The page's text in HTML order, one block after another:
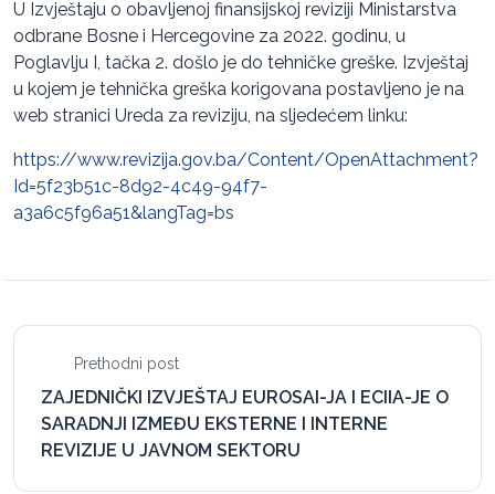
U Izvještaju o obavljenoj finansijskoj reviziji Ministarstva
odbrane Bosne i Hercegovine za 2022. godinu, u
Poglavlju I, tačka 2. došlo je do tehničke greške. Izvještaj
u kojem je tehnička greška korigovana postavljeno je na
web stranici Ureda za reviziju, na sljedećem linku:
https://www.revizija.gov.ba/Content/OpenAttachment?
Id=5f23b51c-8d92-4c49-94f7-
a3a6c5f96a51&langTag=bs
Prethodni post
ZAJEDNIČKI IZVJEŠTAJ EUROSAI-JA I ECIIA-JE O
SARADNJI IZMEĐU EKSTERNE I INTERNE
REVIZIJE U JAVNOM SEKTORU